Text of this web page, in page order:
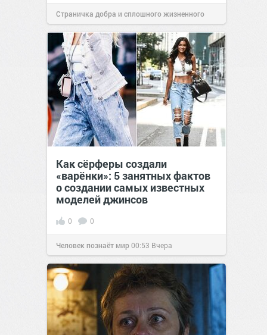
Страничка добра и сплошного жизненного
позитива!17:38Вчера
Как сёрферы создали
«варёнки»: 5 занятных фактов
о создании самых известных
моделей джинсов
0 0
Человек познаёт мир00:53 Вчера